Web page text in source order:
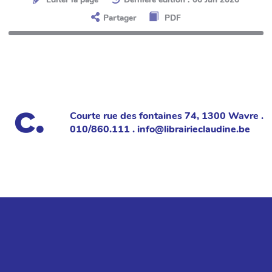
Partager
PDF
Courte rue des fontaines 74, 1300 Wavre .
010/860.111 . info@librairieclaudine.be